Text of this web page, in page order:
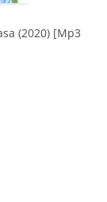
(2020) [Mp3